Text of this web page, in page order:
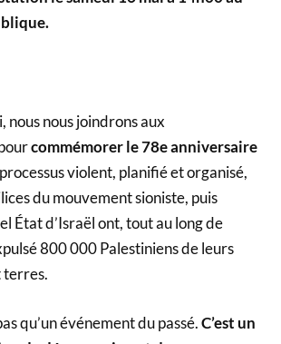
nous nous joindrons aux
commémorer le 78e anniversaire
violent, planifié et organisé,
du mouvement sioniste, puis
État d’Israël ont, tout au long de
800 000 Palestiniens de leurs
terres.
qu’un événement du passé.C’est un